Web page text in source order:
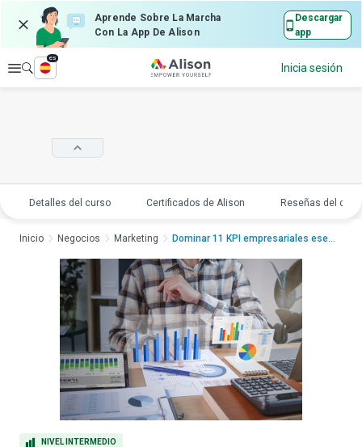
Aprende Sobre La Marcha
Con La App De Alison
Descargar
app
Explorar
es
Inicia sesión
Detalles del curso Certificados de Alison Reseñas del
NIVEL INTERMEDIO
Inicio Negocios Marketing Dominar 11 KPI empresariales esencialesDo...